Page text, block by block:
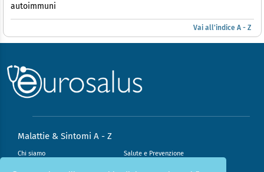
autoimmuni
Vai all'indice A - Z
Malattie & Sintomi A - Z
Chi siamo Salute e Prevenzione